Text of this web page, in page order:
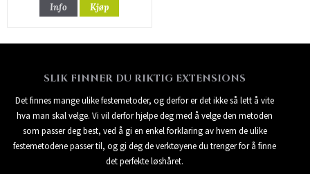
Info Kjøp
SLIK FINNER DU RIKTIG EXTENSIONS
Det finnes mange ulike festemetoder, og derfor er det ikke så lett å vite
hva man skal velge. Vi vil derfor hjelpe deg med å velge den metoden
som passer deg best, ved å gi en enkel forklaring av hvem de ulike
festemetodene passer til, og gi deg de verktøyene du trenger for å finne
det perfekte løshåret.